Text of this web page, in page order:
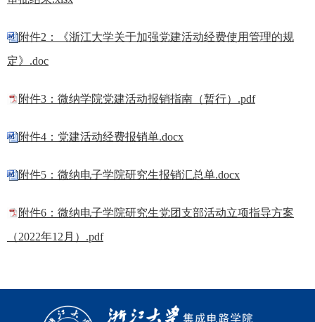
附件2：《浙江大学关于加强党建活动经费使用管理的规
定》.doc
附件3：微纳学院党建活动报销指南（暂行）.pdf
附件4：党建活动经费报销单.docx
附件5：微纳电子学院研究生报销汇总单.docx
附件6：微纳电子学院研究生党团支部活动立项指导方案
（2022年12月）.pdf